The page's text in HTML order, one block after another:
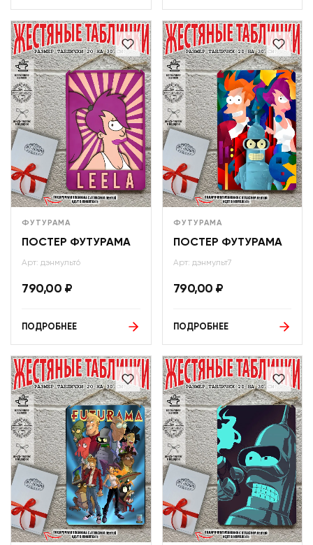
ФУТУРАМА
ПОСТЕР ФУТУРАМА
Арт: дэнмульт6
790,00 ₽
ПОДРОБНЕЕ
ФУТУРАМА
ПОСТЕР ФУТУРАМА
Арт: дэнмульт7
790,00 ₽
ПОДРОБНЕЕ